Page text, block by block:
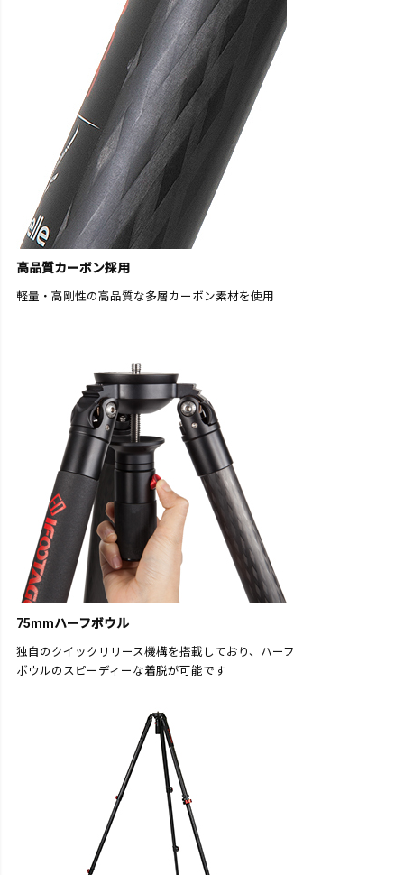
高品質カーボン採用
軽量・高剛性の高品質な多層カーボン素材を使用
75mmハーフボウル
独自のクイックリリース機構を搭載しており、ハーフ
ボウルのスピーディーな着脱が可能です